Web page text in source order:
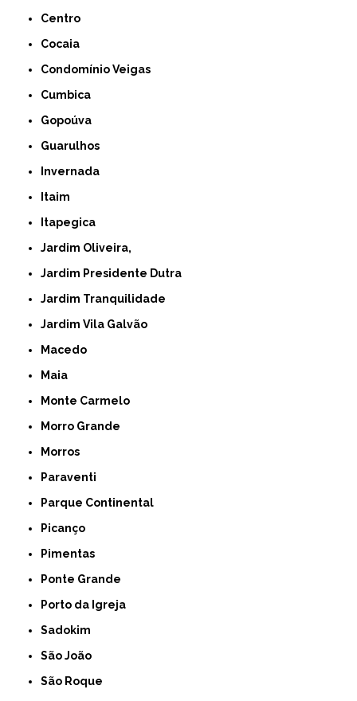
Centro
Cocaia
Condomínio Veigas
Cumbica
Gopoúva
Guarulhos
Invernada
Itaim
Itapegica
Jardim Oliveira,
Jardim Presidente Dutra
Jardim Tranquilidade
Jardim Vila Galvão
Macedo
Maia
Monte Carmelo
Morro Grande
Morros
Paraventi
Parque Continental
Picanço
Pimentas
Ponte Grande
Porto da Igreja
Sadokim
São João
São Roque